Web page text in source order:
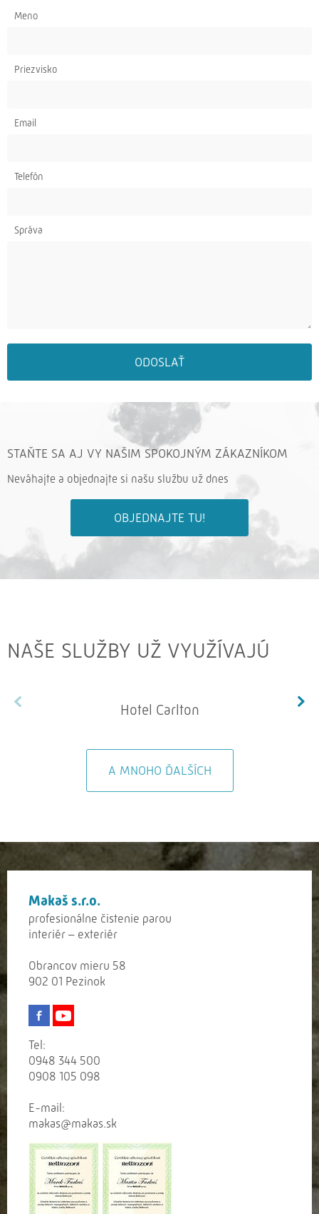
Meno
Priezvisko
Email
Telefón
Správa
ODOSLAŤ
STAŇTE SA AJ VY NAŠIM SPOKOJNÝM ZÁKAZNÍKOM
Neváhajte a objednajte si našu službu už dnes
OBJEDNAJTE TU!
NAŠE SLUŽBY UŽ VYUŽÍVAJÚ
Hotel Carlton
A MNOHO ĎALŠÍCH
Makaš s.r.o.
profesionálne čistenie parou
interiér – exteriér
Obrancov mieru 58
902 01 Pezinok
Tel:
0948 344 500
0908 105 098
E-mail:
makas@makas.sk